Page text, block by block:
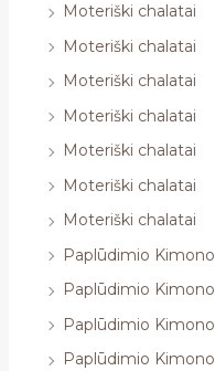
Moteriški chalatai
Moteriški chalatai
Moteriški chalatai
Moteriški chalatai
Moteriški chalatai
Moteriški chalatai
Moteriški chalatai
Paplūdimio Kimono
Paplūdimio Kimono
Paplūdimio Kimono
Paplūdimio Kimono